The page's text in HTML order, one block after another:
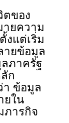
อง
ายความ
งแต่เริ่ม
ายข้อมูล
ภาครัฐ
ก
า ข้อมูล
ยใน
ภารกิจ